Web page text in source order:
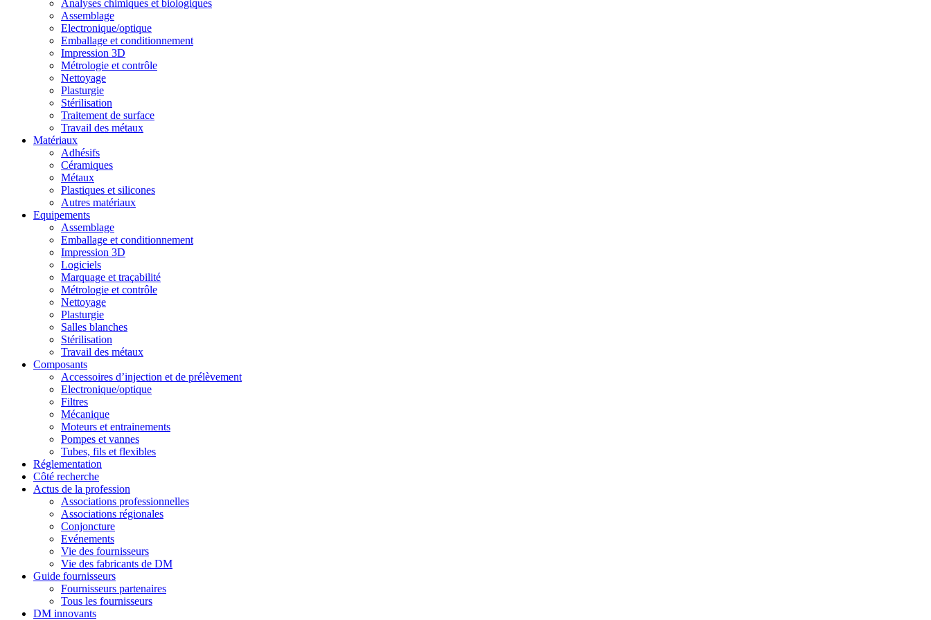
Analyses chimiques et biologiques
Assemblage
Electronique/optique
Emballage et conditionnement
Impression 3D
Métrologie et contrôle
Nettoyage
Plasturgie
Stérilisation
Traitement de surface
Travail des métaux
Matériaux
Adhésifs
Céramiques
Métaux
Plastiques et silicones
Autres matériaux
Equipements
Assemblage
Emballage et conditionnement
Impression 3D
Logiciels
Marquage et traçabilité
Métrologie et contrôle
Nettoyage
Plasturgie
Salles blanches
Stérilisation
Travail des métaux
Composants
Accessoires d’injection et de prélèvement
Electronique/optique
Filtres
Mécanique
Moteurs et entrainements
Pompes et vannes
Tubes, fils et flexibles
Réglementation
Côté recherche
Actus de la profession
Associations professionnelles
Associations régionales
Conjoncture
Evénements
Vie des fournisseurs
Vie des fabricants de DM
Guide fournisseurs
Fournisseurs partenaires
Tous les fournisseurs
DM innovants